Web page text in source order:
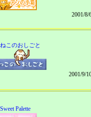
2001/8/
ねこのおしごと
2001/9/
Sweet Palette